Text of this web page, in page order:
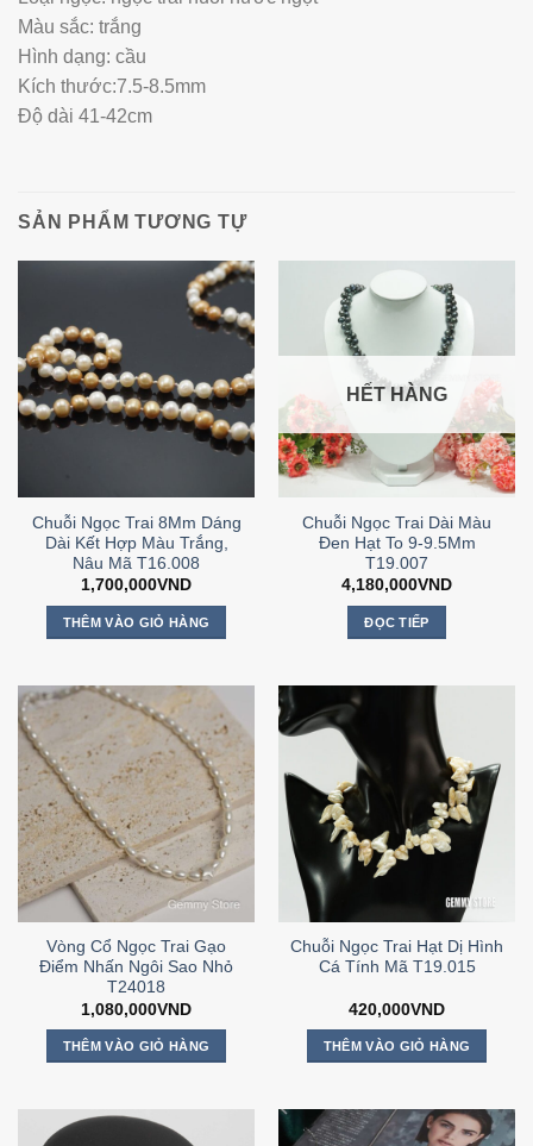
Màu sắc: trắng
Hình dạng: cầu
Kích thước:7.5-8.5mm
Độ dài 41-42cm
SẢN PHẨM TƯƠNG TỰ
Chuỗi Ngọc Trai 8Mm Dáng
Dài Kết Hợp Màu Trắng,
Nâu Mã T16.008
1,700,000VND
THÊM VÀO GIỎ HÀNG
HẾT HÀNG
Chuỗi Ngọc Trai Dài Màu
Đen Hạt To 9-9.5Mm
T19.007
4,180,000VND
ĐỌC TIẾP
Vòng Cổ Ngọc Trai Gạo
Điểm Nhấn Ngôi Sao Nhỏ
T24018
1,080,000VND
THÊM VÀO GIỎ HÀNG
Chuỗi Ngọc Trai Hạt Dị Hình
Cá Tính Mã T19.015
420,000VND
THÊM VÀO GIỎ HÀNG